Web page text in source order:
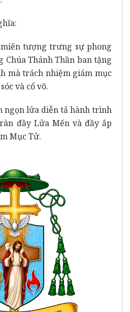
tượng trưng sự phong
Chúa Thánh Thần ban tặng
mà trách nhiệm giám mục
và cổ võ.
ngọn lửa diễn tả hành trình
đầy Lửa Mến và đầy ắp
Mục Tử.